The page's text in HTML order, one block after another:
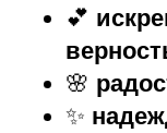
💕
🌸
✨